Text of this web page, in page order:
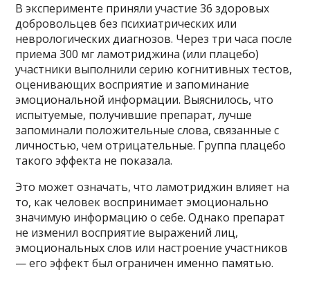
В эксперименте приняли участие 36 здоровых
добровольцев без психиатрических или
неврологических диагнозов. Через три часа после
приема 300 мг ламотриджина (или плацебо)
участники выполнили серию когнитивных тестов,
оценивающих восприятие и запоминание
эмоциональной информации. Выяснилось, что
испытуемые, получившие препарат, лучше
запоминали положительные слова, связанные с
личностью, чем отрицательные. Группа плацебо
такого эффекта не показала.
Это может означать, что ламотриджин влияет на
то, как человек воспринимает эмоционально
значимую информацию о себе. Однако препарат
не изменил восприятие выражений лиц,
эмоциональных слов или настроение участников
— его эффект был ограничен именно памятью.